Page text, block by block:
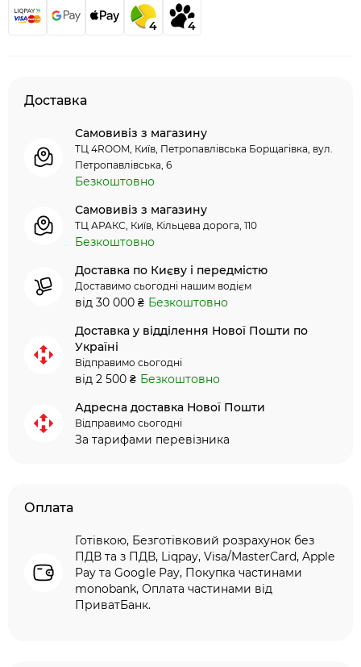
4 4
Доставка
Самовивіз з магазину
ТЦ 4ROOM, Київ, Петропавлівська Борщагівка, вул.
Петропавлівська, 6
Безкоштовно
Самовивіз з магазину
ТЦ АРАКС, Київ, Кільцева дорога, 110
Безкоштовно
Доставка по Києву і передмістю
Доставимо сьогодні нашим водієм
від 30 000 ₴ Безкоштовно
Доставка у відділення Нової Пошти по
Україні
Відправимо сьогодні
від 2 500 ₴ Безкоштовно
Адресна доставка Нової Пошти
Відправимо сьогодні
За тарифами перевізника
Оплата
Готівкою, Безготівковий розрахунок без
ПДВ та з ПДВ, Liqpay, Visa/MasterCard, Apple
Pay та Google Pay, Покупка частинами
monobank, Оплата частинами від
ПриватБанк.